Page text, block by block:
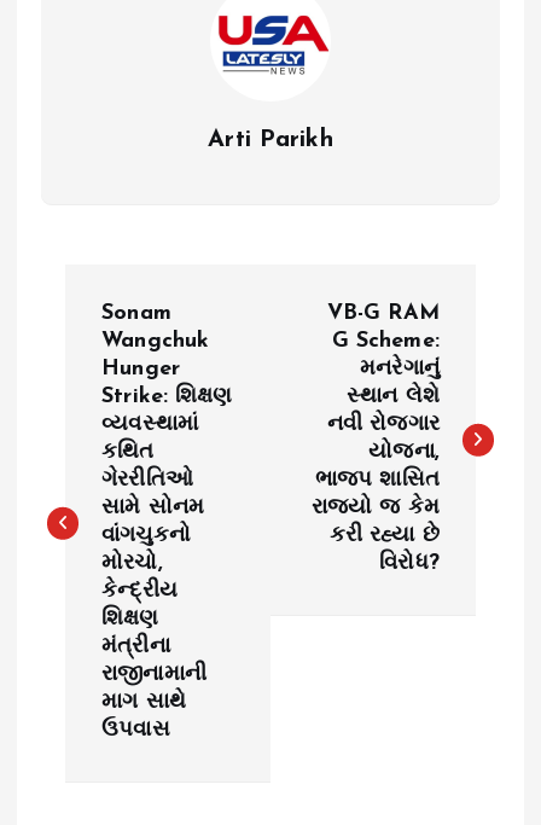
Arti Parikh
n
Sonam
Wangchuk
Hunger
Strike: શિક્ષણ
વ્યવસ્થામાં
કથિત
ગેરરીતિઓ
સામે સોનમ
વાંગચુકનો
મોરચો,
કેન્દ્રીય
શિક્ષણ
મંત્રીના
રાજીનામાની
માગ સાથે
ઉપવાસ
VB-G RAM
G Scheme:
મનરેગાનું
સ્થાન લેશે
નવી રોજગાર
યોજના,
ભાજપ શાસિત
રાજ્યો જ કેમ
કરી રહ્યા છે
વિરોધ?